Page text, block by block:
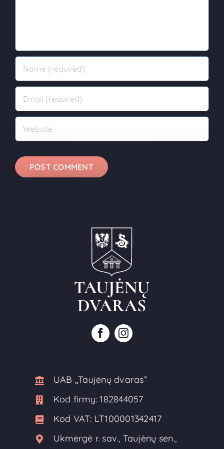
UAB ,,Taujėnų dvaras”
Kod firmy:182844057
Kod VAT: LT100001342417
Ukmergė r. sav., Taujėnų sen.,